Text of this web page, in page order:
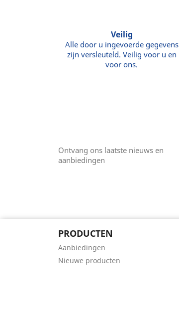
Veilig
Alle door u ingevoerde gegevens
zijn versleuteld. Veilig voor u en
voor ons.
Ontvang ons laatste nieuws en
aanbiedingen
PRODUCTEN
Aanbiedingen
Nieuwe producten